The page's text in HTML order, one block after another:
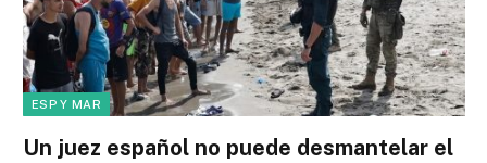
ESP Y MAR
Un juez español no puede desmantelar el